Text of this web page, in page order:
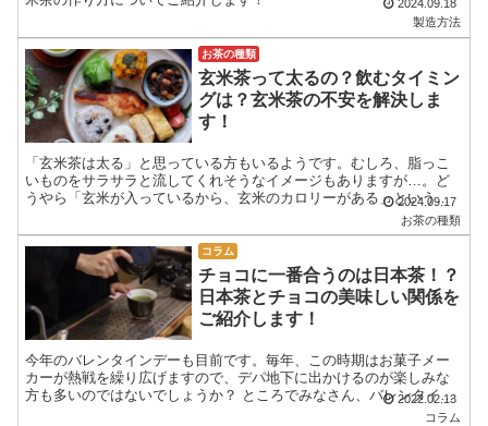
2024.09.18
製造方法
お茶の種類
玄米茶って太るの？飲むタイミン
グは？玄米茶の不安を解決しま
す！
「玄米茶は太る」と思っている方もいるようです。むしろ、脂っこ
いものをサラサラと流してくれそうなイメージもありますが…。ど
うやら「玄米が入っているから、玄米のカロリーがある」というの
がその根拠のようですが、真相はどうなのでしょうか？玄米茶の不
安を解消します！
2024.09.17
お茶の種類
コラム
チョコに一番合うのは日本茶！？
日本茶とチョコの美味しい関係を
ご紹介します！
今年のバレンタインデーも目前です。毎年、この時期はお菓子メー
カーが熱戦を繰り広げますので、デパ地下に出かけるのが楽しみな
方も多いのではないでしょうか？ ところでみなさん、バレンタイン
デーといえばチョコですね！チョコといえば、何を一緒に飲みま...
2022.02.13
コラム